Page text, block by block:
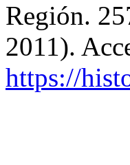
Región.
2011).
https://